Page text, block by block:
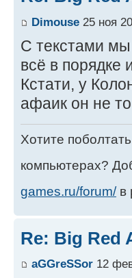
Dimouse 25 ноя
С текстами
всё в порядке
Кстати, у
афаик он не
Хотите
компьютерах?
games.ru/forum/в
Re: Big Red
aGGreSSor 12